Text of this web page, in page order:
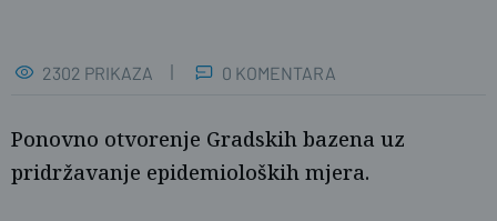
2302 PRIKAZA 0 KOMENTARA
Ponovno otvorenje Gradskih bazena uz
pridržavanje epidemioloških mjera.